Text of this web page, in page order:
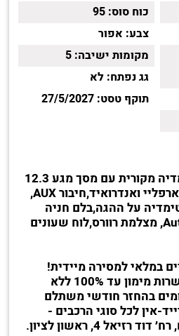
כוח סוס: 95
צבע: אפור
מקומות ישיבה: 5
גג נפתח: לא
תוקף טסט: 27/5/2027
מערכת מולטימדיה מקורית עם מסך מגע 12.3
אינץ',חיבור USB,אפל קארפליי ואנדרואיד,חיבור AUX,
על ההגה,בלם חניה
חשמלי EPB עם Autohold, מצלמת רוורס,לוח שעונים
במלאי למסירה מיידית!
אפשרות לצבע אחר,אפשרות מימון עד 100% ללא
עד 100 תשלומים בהחזר חודשי משתלם
אין לכל סוגי הרכבים -
4, ראשון לציון.